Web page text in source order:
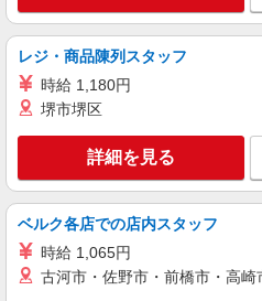
時給1450円
茨城県つくば
駅 ≪車通勤可≫
パーソルテンプスタッフ株式会社
（つくば）/26-0604236
＼1520円×未経
時給1520円 ●
レジ・商品陳列スタッフ
時給 1,180円
堺市堺区
詳細を見る
ベルク各店での店内スタッフ
時給 1,065円
古河市・佐野市・前橋市・高